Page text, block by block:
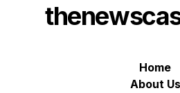
Home
About Us